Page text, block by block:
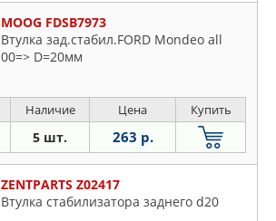
MOOG FDSB7973
Втулка зад.стабил.FORD Mondeo all
00=> D=20мм
Наличие Цена Купить
5 шт. 263 р.
ZENTPARTS Z02417
Втулка стабилизатора заднего d20